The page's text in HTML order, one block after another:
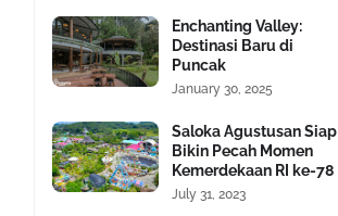
Enchanting Valley:
Destinasi Baru di
Puncak
January 30, 2025
Saloka Agustusan Siap
Bikin Pecah Momen
Kemerdekaan RI ke-78
July 31, 2023